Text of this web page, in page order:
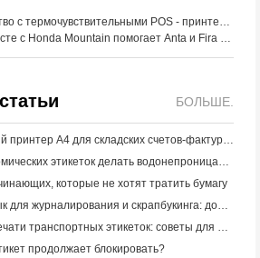
POS - принтерами, матричными принтерами для получения квитанций и термотрансформаторными принтерами для получения квитанций
Mountain помогает Anta и Fira модернизировать цепочку поставок цифровой печати!
БОЛЬШЕ.
Вам нужен портативный принтер A4 для складских счетов-фактур? Что действительно работает
Могут ли принтеры термических этикеток делать водонепроницаемые этикетки для продуктов малого бизнеса?
которые не хотят тратить бумагу
Лучший цветовый ярлык для журналирования и скрапбукинга: добавьте больше цвета на каждую страницу
Ручнописьмо против печати транспортных этикеток: советы для малого бизнеса в 2026 году
продолжает блокировать?